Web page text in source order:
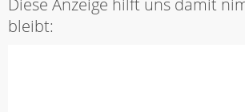
bleibt: